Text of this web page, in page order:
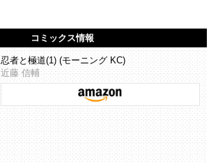
コミックス情報
忍者と極道(1) (モーニング KC)
近藤 信輔